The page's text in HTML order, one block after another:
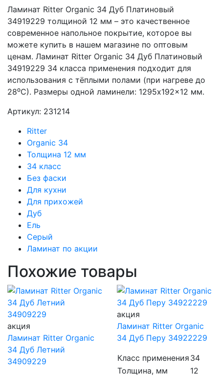
Ламинат Ritter Organic 34 Дуб Платиновый
34919229 толщиной 12 мм – это качественное
современное напольное покрытие, которое вы
можете купить в нашем магазине по оптовым
ценам. Ламинат Ritter Organic 34 Дуб Платиновый
34919229 34 класса применения подходит для
использования с тёплыми полами (при нагреве до
28⁰С). Размеры одной ламинели: 1295x192x12 мм.
Артикул: 231214
Ritter
Organic 34
Толщина 12 мм
34 класс
Без фаски
Для кухни
Для прихожей
Дуб
Ель
Серый
Ламинат по акции
Похожие товары
акция
Ламинат Ritter Organic
34 Дуб Летний
34909229
акция
Ламинат Ritter Organic
34 Дуб Перу 34922229
Класс применения 34
Толщина, мм
12